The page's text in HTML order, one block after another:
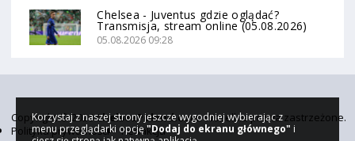
Chelsea - Juventus gdzie oglądać?
Transmisja, stream online (05.08.2026)
05.08.2026 09:28
Copyright © 2026ChelseaPoland.com. Wszelkie prawa zastrzeżone.
Polityka prywatności
Redakcja
Korzystaj z naszej strony jeszcze wygodniej wybierając z
menu przeglądarki opcję"Dodaj do ekranu głównego" i